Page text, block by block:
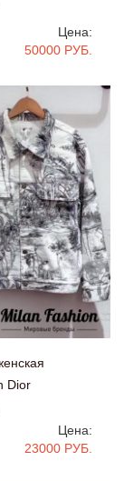
Цена:
50000 РУБ.
Dior
Цена:
23000 РУБ.